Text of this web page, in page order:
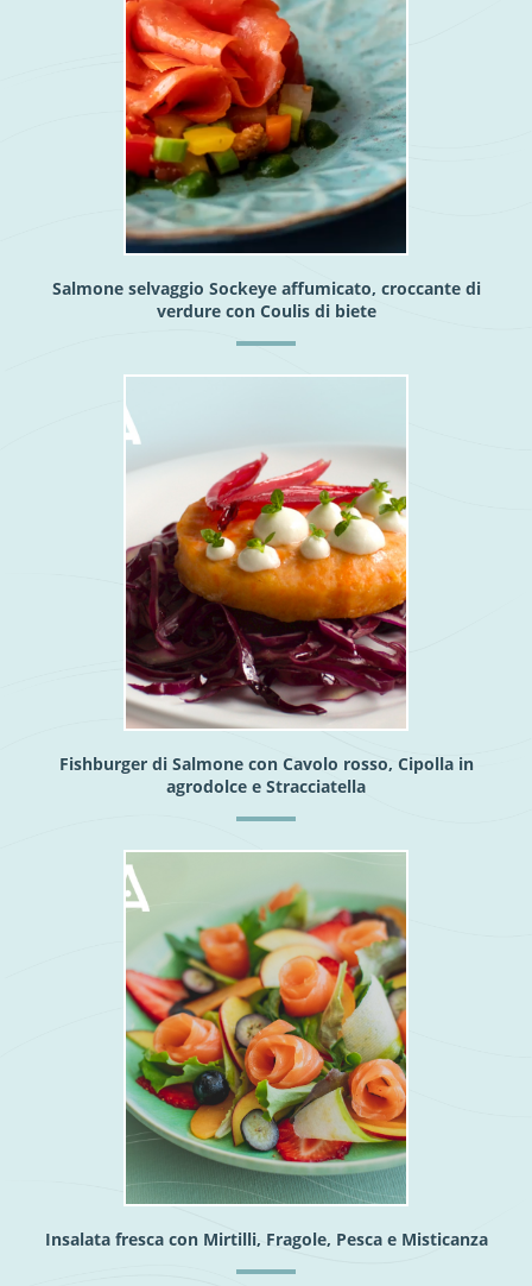
Salmone selvaggio Sockeye affumicato, croccante di
verdure con Coulis di biete
Fishburger di Salmone con Cavolo rosso, Cipolla in
agrodolce e Stracciatella
Insalata fresca con Mirtilli, Fragole, Pesca e Misticanza